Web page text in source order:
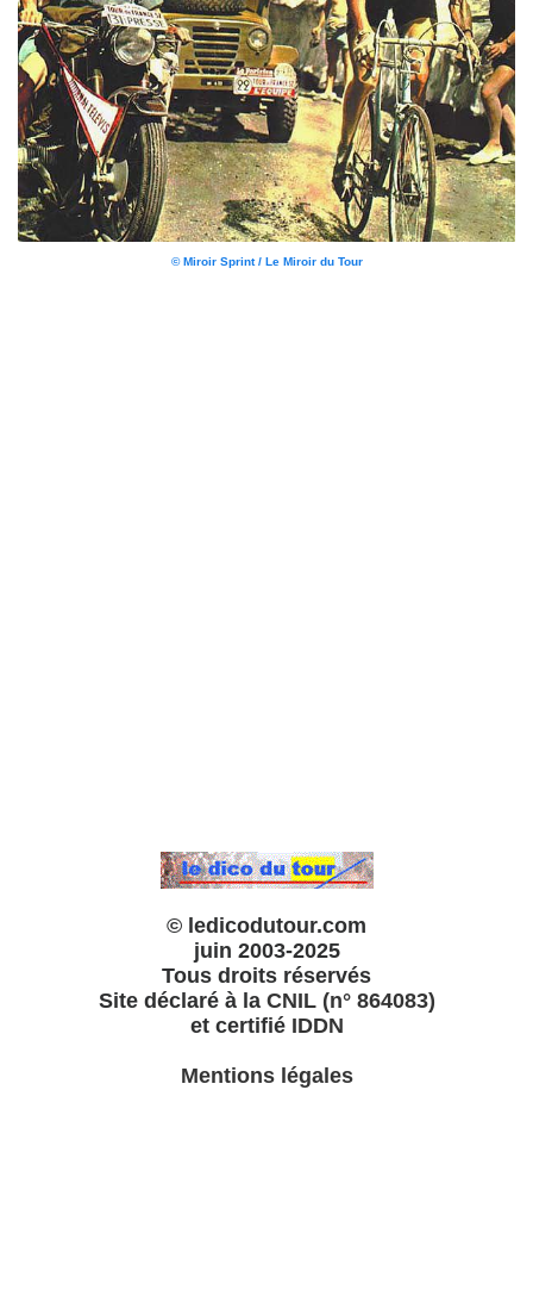
© Miroir Sprint / Le Miroir du Tour
© ledicodutour.com
juin 2003-2025
Tous droits réservés
Site déclaré à la CNIL (n° 864083)
et certifié IDDN
Mentions légales